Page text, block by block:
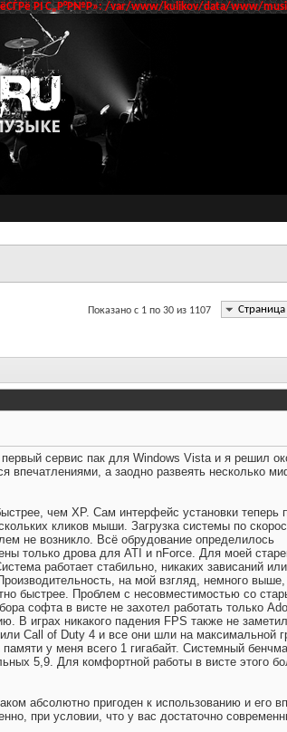
РІ С„Р°Р№Р»: /var/www/kulikov/data/www/
Показано с 1 по 30 из 1107
сервис пак для Windows Vista и я решил
впечатлениями, а заодно развеять несколько
чем XP. Сам интерфейс установки теперь
кликов мыши. Загрузка системы по
не возникло. Всё обрудование определилось
только дрова для ATI и nForce. Для моей
работает стабильно, никаких зависаний
на мой взгляд, немного
быстрее. Проблем с несовместимостью со
софта в висте не захотел работать только
В играх никакого падения FPS также не
Call of Duty 4 и все они шли на максимальной
у меня всего 1 гигабайт. Системный
5,9. Для комфортной работы в висте этого
абсолютно пригоден к использованию и его
при условии, что у вас достаточно